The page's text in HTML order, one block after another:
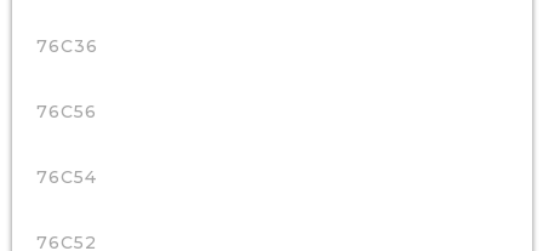
76C36
76C56
76C54
76C52